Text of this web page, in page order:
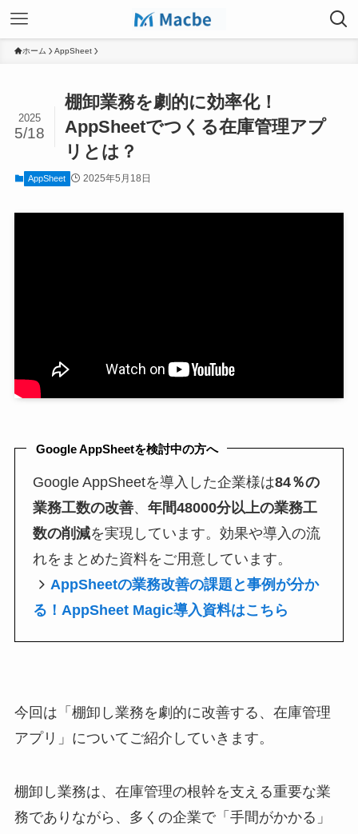
ホーム AppSheet
棚卸業務を劇的に効率化！
AppSheetでつくる在庫管理アプ
リとは？
2025
5/18
AppSheet 2025年5月18日
Google AppSheetを検討中の方へ
Google AppSheetを導入した企業様は84％の
業務工数の改善、年間48000分以上の業務工
数の削減を実現しています。効果や導入の流
れをまとめた資料をご用意しています。
AppSheetの業務改善の課題と事例が分か
る！AppSheet Magic導入資料はこちら
今回は「棚卸し業務を劇的に改善する、在庫管理
アプリ」についてご紹介していきます。
棚卸し業務は、在庫管理の根幹を支える重要な業
務でありながら、多くの企業で「手間がかかる」